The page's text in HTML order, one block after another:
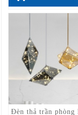
Đèn thả trần phòng